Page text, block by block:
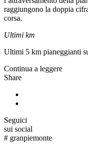
raggiungono la doppia
corsa.
Ultimi km
Ultimi 5 km pianeggianti
Continua a leggere
Share
Seguici
sui social
# granpiemonte